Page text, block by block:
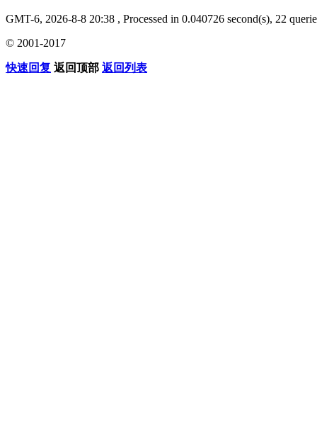
GMT-6, 2026-8-8 20:38 , Processed in 0.040726 second(s), 22
© 2001-2017
快速回复 返回顶部 返回列表